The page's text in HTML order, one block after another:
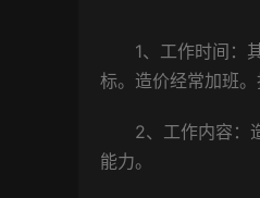
1、工作时间：其
标。造价经常加班
2、工作内容：造
能力。